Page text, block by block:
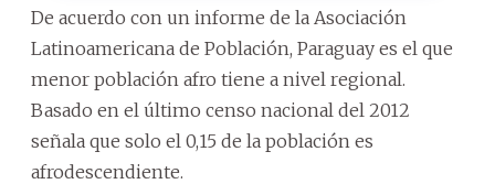
De acuerdo con un informe de la Asociación
Latinoamericana de Población, Paraguay es el que
menor población afro tiene a nivel regional.
Basado en el último censo nacional del 2012
señala que solo el 0,15 de la población es
afrodescendiente.